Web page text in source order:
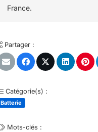
France.
Partager :
Catégorie(s) :
Batterie
Mots-clés :